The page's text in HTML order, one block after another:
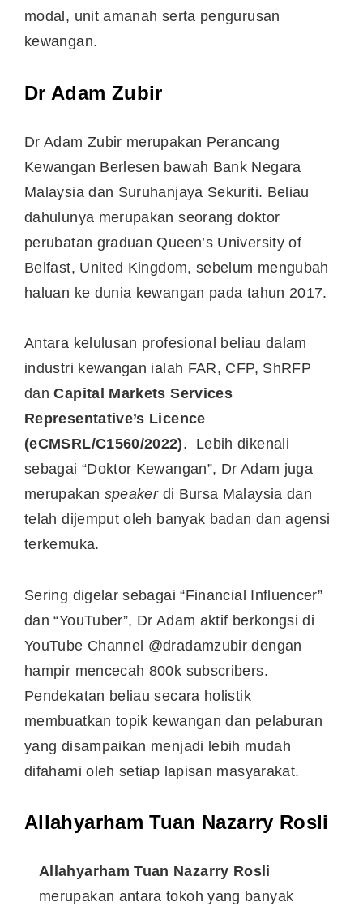
modal, unit amanah serta pengurusan
kewangan.
Dr Adam Zubir
Dr Adam Zubir merupakan Perancang
Kewangan Berlesen bawah Bank Negara
Malaysia dan Suruhanjaya Sekuriti. Beliau
dahulunya merupakan seorang doktor
perubatan graduan Queen’s University of
Belfast, United Kingdom, sebelum mengubah
haluan ke dunia kewangan pada tahun 2017.
Antara kelulusan profesional beliau dalam
industri kewangan ialah FAR, CFP, ShRFP
danCapital Markets Services
Representative’s Licence
(eCMSRL/C1560/2022). Lebih dikenali
sebagai “Doktor Kewangan”, Dr Adam juga
merupakan speaker di Bursa Malaysia dan
telah dijemput oleh banyak badan dan agensi
terkemuka.
Sering digelar sebagai “Financial Influencer”
dan “YouTuber”, Dr Adam aktif berkongsi di
YouTube Channel @dradamzubir dengan
hampir mencecah 800k subscribers.
Pendekatan beliau secara holistik
membuatkan topik kewangan dan pelaburan
yang disampaikan menjadi lebih mudah
difahami oleh setiap lapisan masyarakat.
Allahyarham Tuan Nazarry Rosli
Allahyarham Tuan Nazarry Rosli
merupakan antara tokoh yang banyak